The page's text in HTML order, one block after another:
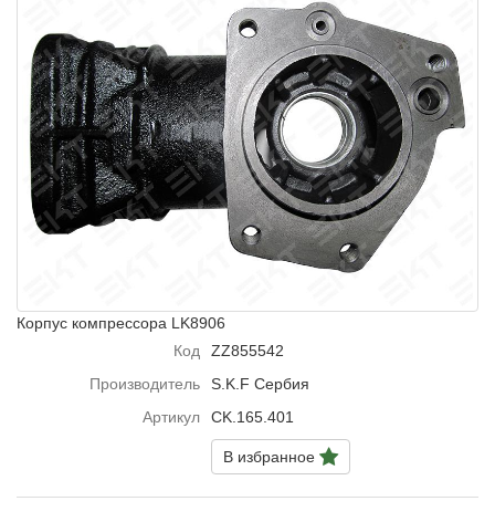
Корпус компрессора LK8906
Код
ZZ855542
Производитель
S.K.F Сербия
Артикул
CK.165.401
В избранное